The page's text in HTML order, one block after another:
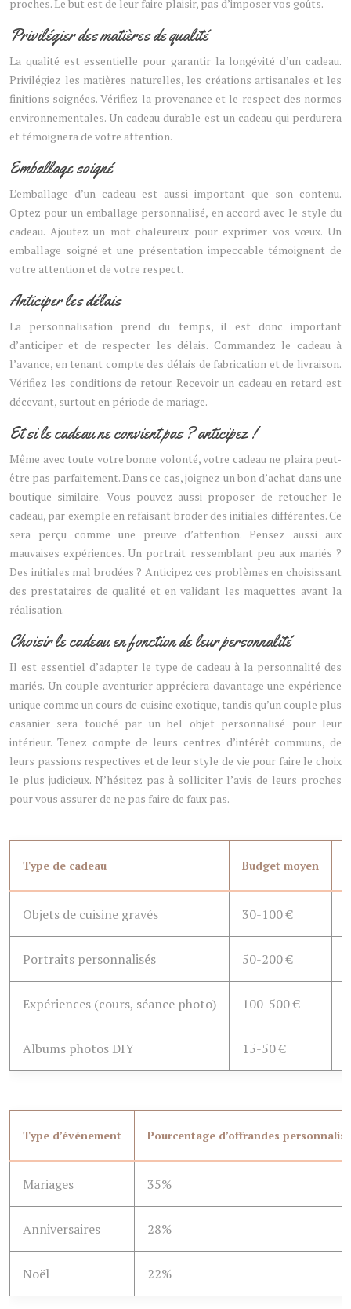
proches. Le but est de leur faire plaisir, pas d’imposer vos goûts.
Privilégier des matières de qualité
La qualité est essentielle pour garantir la longévité d’un cadeau.
Privilégiez les matières naturelles, les créations artisanales et les
finitions soignées. Vérifiez la provenance et le respect des normes
environnementales. Un cadeau durable est un cadeau qui perdurera
et témoignera de votre attention.
Emballage soigné
L’emballage d’un cadeau est aussi important que son contenu.
Optez pour un emballage personnalisé, en accord avec le style du
cadeau. Ajoutez un mot chaleureux pour exprimer vos vœux. Un
emballage soigné et une présentation impeccable témoignent de
votre attention et de votre respect.
Anticiper les délais
La personnalisation prend du temps, il est donc important
d’anticiper et de respecter les délais. Commandez le cadeau à
l’avance, en tenant compte des délais de fabrication et de livraison.
Vérifiez les conditions de retour. Recevoir un cadeau en retard est
décevant, surtout en période de mariage.
Et si le cadeau ne convient pas ? anticipez !
Même avec toute votre bonne volonté, votre cadeau ne plaira peut-
être pas parfaitement. Dans ce cas, joignez un bon d’achat dans une
boutique similaire. Vous pouvez aussi proposer de retoucher le
cadeau, par exemple en refaisant broder des initiales différentes. Ce
sera perçu comme une preuve d’attention. Pensez aussi aux
mauvaises expériences. Un portrait ressemblant peu aux mariés ?
Des initiales mal brodées ? Anticipez ces problèmes en choisissant
des prestataires de qualité et en validant les maquettes avant la
réalisation.
Choisir le cadeau en fonction de leur personnalité
Il est essentiel d’adapter le type de cadeau à la personnalité des
mariés. Un couple aventurier appréciera davantage une expérience
unique comme un cours de cuisine exotique, tandis qu’un couple plus
casanier sera touché par un bel objet personnalisé pour leur
intérieur. Tenez compte de leurs centres d’intérêt communs, de
leurs passions respectives et de leur style de vie pour faire le choix
le plus judicieux. N’hésitez pas à solliciter l’avis de leurs proches
pour vous assurer de ne pas faire de faux pas.
Type de cadeau Budget moyen
Objets de cuisine gravés 30-100 €
Portraits personnalisés 50-200 €
Expériences (cours, séance photo) 100-500 €
Albums photos DIY 15-50 €
Type d’événement Pourcentage d’offrandes
Mariages 35%
Anniversaires 28%
Noël 22%